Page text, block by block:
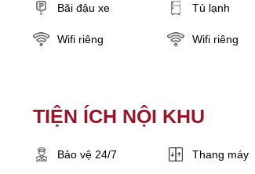
Bãi đậu xe Tủ lạnh
Wifi riêng Wifi riêng
TIỆN ÍCH NỘI KHU
Bảo vệ 24/7 Thang máy